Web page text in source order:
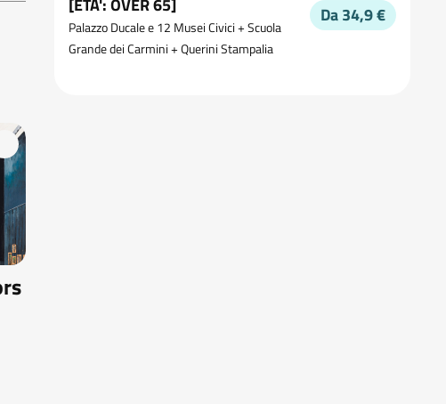
[ETA': OVER 65]
Palazzo Ducale e 12 Musei Civici + Scuola
Grande dei Carmini + Querini Stampalia
Da 34,9 €